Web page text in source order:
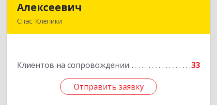
Алексеевич
Спас-Клепики
Клиентов на сопровождении 33
Отправить заявку
Подробнее
Отправить заявку